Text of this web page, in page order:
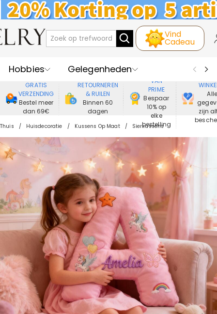
Vind
Cadeau
Hobbies
Gelegenheden
Recipienten
Best Verkochte
Nieuwe
Juwelen
Wonen&Leven
Kleding
GRATIS
VERZENDING
Bestel meer
dan 69€
RETOURNEREN
& RUILEN
Binnen 60
dagen
VAN
PRIME
Bespaar
10% op
elke
bestelling
Alle
zijn
Thuis Huisdecoratie Kussens Op Maat Sierkussens